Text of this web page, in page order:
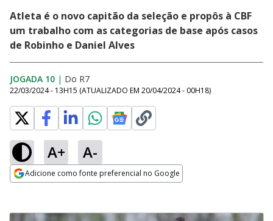
Atleta é o novo capitão da seleção e propôs à CBF
um trabalho com as categorias de base após casos
de Robinho e Daniel Alves
JOGADA 10 | Do R7
22/03/2024 - 13H15 (ATUALIZADO EM 20/04/2024 - 00H18)
A+ A-
Adicione como fonte preferencial no Google